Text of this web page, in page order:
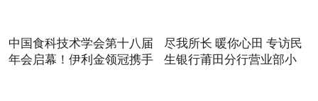
中国食科技术学会第十八届
年会启幕！伊利金领冠携手
尽我所长 暖你心田 专访民
生银行莆田分行营业部小